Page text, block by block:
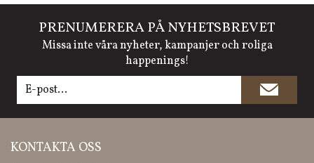
PRENUMERERA PÅ NYHETSBREVET
Missa inte våra nyheter, kampanjer och roliga
happenings!
KONTAKTA OSS